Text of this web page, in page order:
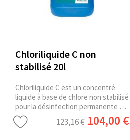
Chloriliquide C non
stabilisé 20l
Chloriliquide C est un concentré
liquide à base de chlore non stabilisé
pour la désinfection permanente de
l'eau de la piscine. Il évite la
formation de tartre dans le système
d'injection.
123,16 € 104,00 €